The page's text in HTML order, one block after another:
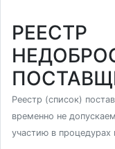
РЕЕСТР
Реестр (список)
временно не
участию в процедурах